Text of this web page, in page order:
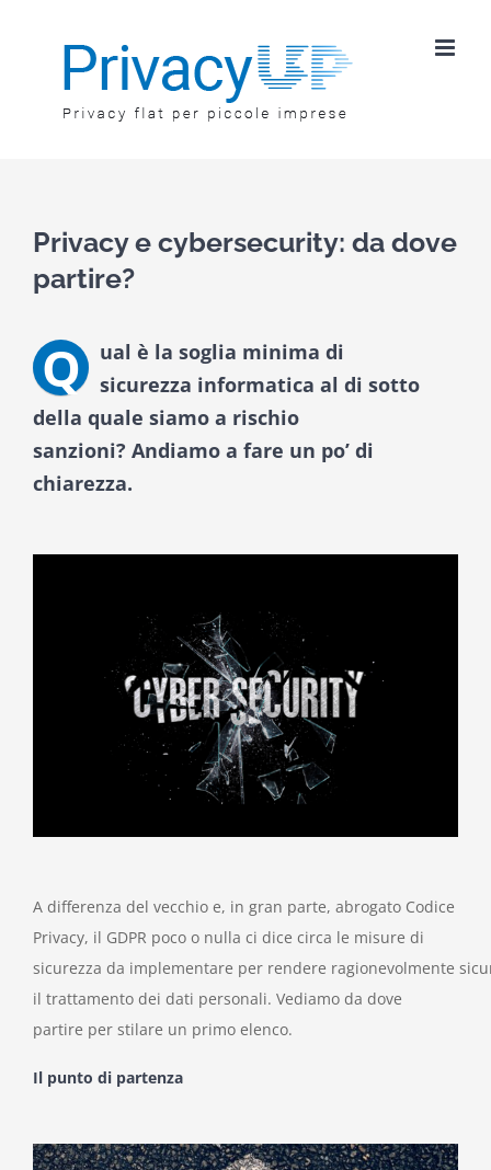
contenuto
Privacy e cybersecurity: da dove
partire?
Q
ual è la soglia minima di
sicurezza informatica al di sotto
della quale siamo a rischio
sanzioni? Andiamo a fare un po’ di
chiarezza.
A differenza del vecchio e, in gran parte, abrogato Codice
Privacy, il GDPR poco o nulla ci dice circa le misure di
sicurezza da implementare per rendere ragionevolmente
il trattamento dei dati personali. Vediamo da dove
partire per stilare un primo elenco.
Il punto di partenza